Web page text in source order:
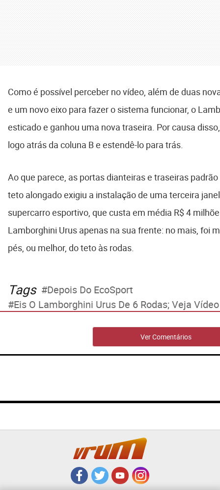
Como é possível perceber no vídeo, além de duas
e um novo eixo para fazer o sistema funcionar, o
esticado e ganhou uma nova traseira. Por causa
logo atrás da coluna B e estendê-lo para trás.
Ao que parece, as portas dianteiras e traseiras
teto alongado exigiu a instalação de uma terceira
supercarro esportivo, que custa em média R$ 4
Lamborghini Urus apenas na sua frente: no mais, foi
pés, ou melhor, do teto às rodas.
Tags
Depois Do EcoSport
Eis O Lamborghini Urus De 6 Rodas; Veja Vídeo
Ver Comentários